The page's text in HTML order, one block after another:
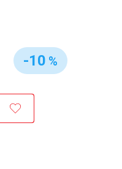
-10 %